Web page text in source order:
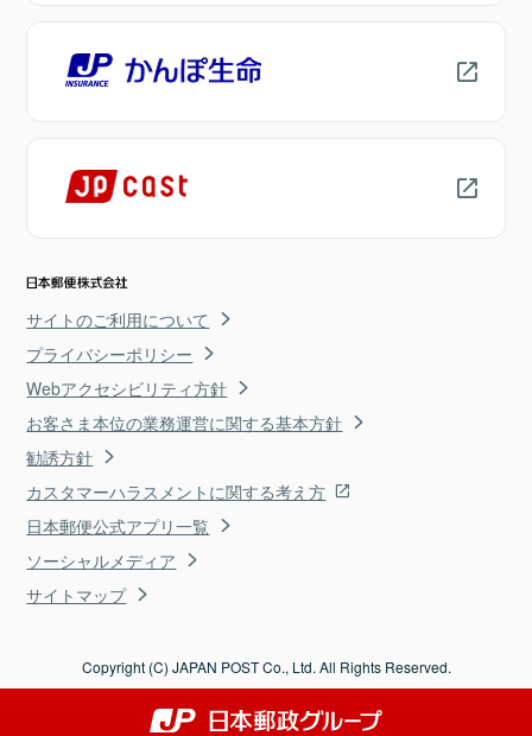
サイトのご利用について
プライバシーポリシー
Webアクセシビリティ方針
お客さま本位の業務運営に関する基本方針
勧誘方針
カスタマーハラスメントに関する考え方
日本郵便公式アプリ一覧
ソーシャルメディア
サイトマップ
Copyright (C) JAPAN POST Co., Ltd. All Rights Reserved.